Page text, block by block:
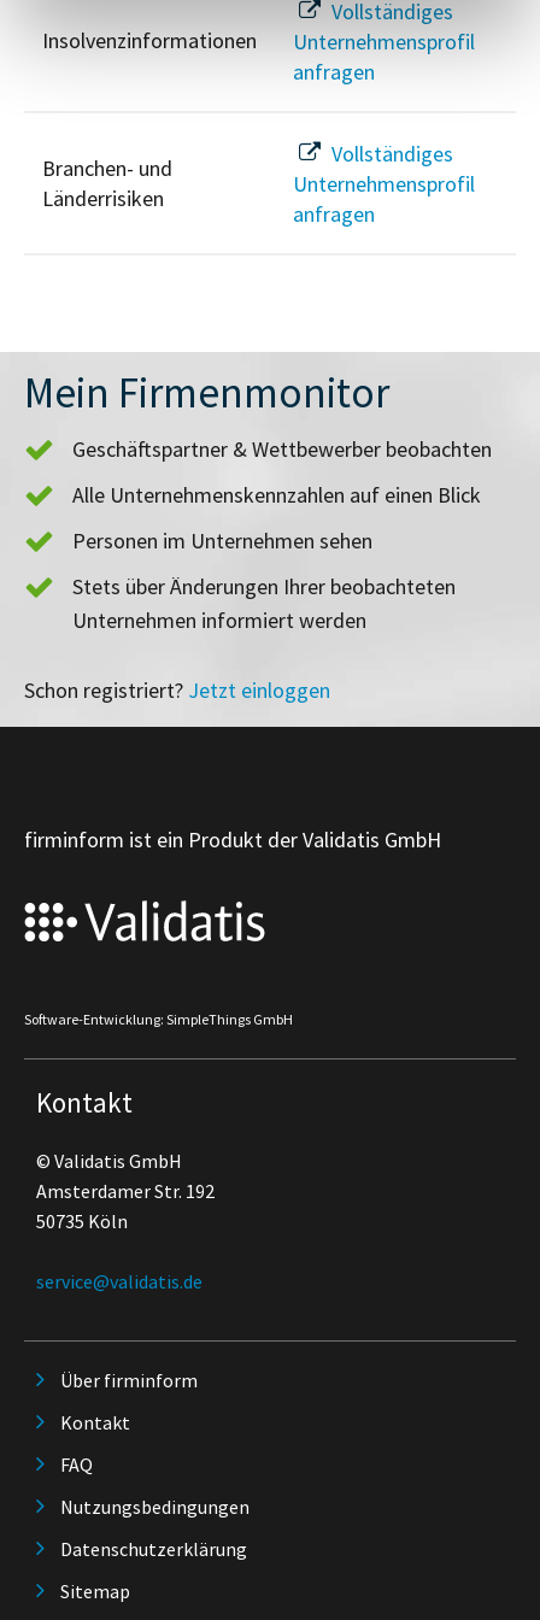
Insolvenzinformationen
Vollständiges
Unternehmensprofil
anfragen
Branchen- und
Länderrisiken
Vollständiges
Unternehmensprofil
anfragen
Mein Firmenmonitor
Geschäftspartner & Wettbewerber beobachten
Alle Unternehmenskennzahlen auf einen Blick
Personen im Unternehmen sehen
Stets über Änderungen Ihrer beobachteten
Unternehmen informiert werden
Schon registriert? Jetzt einloggen
firminform ist ein Produkt der Validatis GmbH
Software-Entwicklung: SimpleThings GmbH
Kontakt
© Validatis GmbH
Amsterdamer Str. 192
50735 Köln
service@validatis.de
Über firminform
Kontakt
FAQ
Nutzungsbedingungen
Datenschutzerklärung
Sitemap